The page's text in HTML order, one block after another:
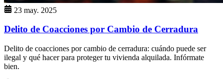
23 may. 2025
Delito de Coacciones por Cambio de Cerradura
Delito de coacciones por cambio de cerradura: cuándo puede ser
ilegal y qué hacer para proteger tu vivienda alquilada. Infórmate
bien.